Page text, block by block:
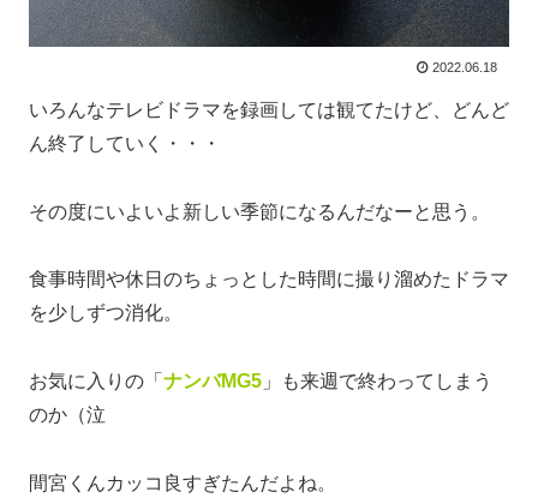
2022.06.18
いろんなテレビドラマを録画しては観てたけど、どんど
ん終了していく・・・
その度にいよいよ新しい季節になるんだなーと思う。
食事時間や休日のちょっとした時間に撮り溜めたドラマ
を少しずつ消化。
お気に入りの「 ナンバMG5 」も来週で終わってしまう
のか（泣
間宮くんカッコ良すぎたんだよね。